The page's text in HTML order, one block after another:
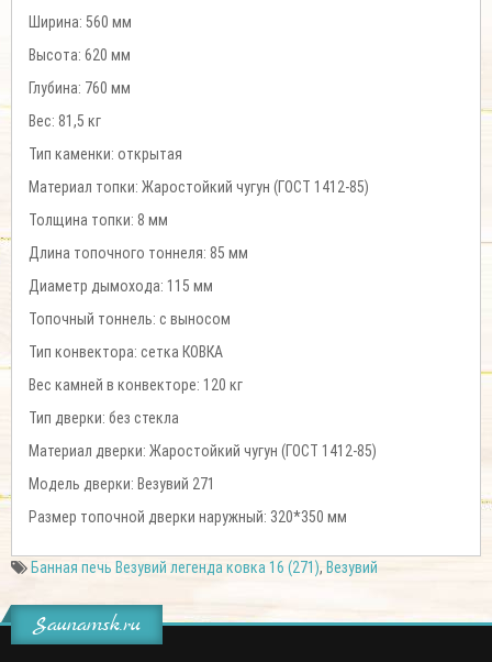
Ширина: 560 мм
Высота: 620 мм
Глубина: 760 мм
Вес: 81,5 кг
Тип каменки: открытая
Материал топки: Жаростойкий чугун (ГОСТ 1412-85)
Толщина топки: 8 мм
Длина топочного тоннеля: 85 мм
Диаметр дымохода: 115 мм
Топочный тоннель: с выносом
Тип конвектора: сетка КОВКА
Вес камней в конвекторе: 120 кг
Тип дверки: без стекла
Материал дверки: Жаростойкий чугун (ГОСТ 1412-85)
Модель дверки: Везувий 271
Размер топочной дверки наружный: 320*350 мм
Банная печь Везувий легенда ковка 16 (271), Везувий
Saunamsk.ru